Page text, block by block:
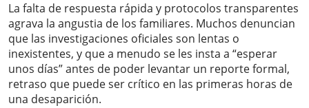
La falta de respuesta rápida y protocolos transparentes
agrava la angustia de los familiares. Muchos denuncian
que las investigaciones oficiales son lentas o
inexistentes, y que a menudo se les insta a “esperar
unos días” antes de poder levantar un reporte formal,
retraso que puede ser crítico en las primeras horas de
una desaparición.